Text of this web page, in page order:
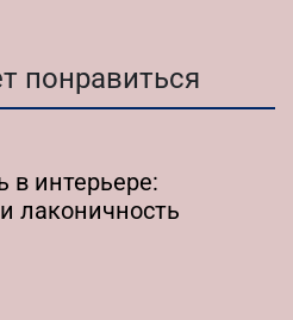
понравиться
в интерьере:
лаконичность